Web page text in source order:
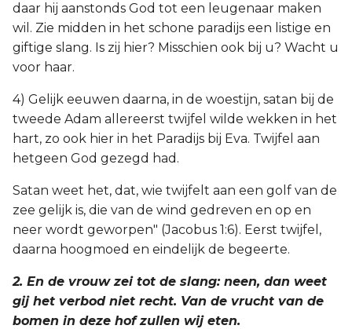
daar hij aanstonds God tot een leugenaar maken
wil. Zie midden in het schone paradijs een listige en
giftige slang. Is zij hier? Misschien ook bij u? Wacht u
voor haar.
4) Gelijk eeuwen daarna, in de woestijn, satan bij de
tweede Adam allereerst twijfel wilde wekken in het
hart, zo ook hier in het Paradijs bij Eva. Twijfel aan
hetgeen God gezegd had.
Satan weet het, dat, wie twijfelt aan een golf van de
zee gelijk is, die van de wind gedreven en op en
neer wordt geworpen" (Jacobus 1:6). Eerst twijfel,
daarna hoogmoed en eindelijk de begeerte.
2. En de vrouw zei tot de slang: neen, dan weet
gij het verbod niet recht. Van de vrucht van de
bomen in deze hof zullen wij eten.